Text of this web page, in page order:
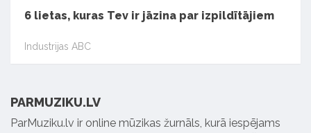
6 lietas, kuras Tev ir jāzina par izpildītājiem
Industrijas ABC
PARMUZIKU.LV
ParMuziku.lv ir online mūzikas žurnāls, kurā iespējams